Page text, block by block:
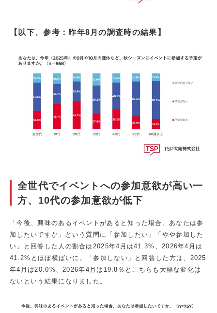
【以下、参考：昨年8月の調査時の結果】
全世代でイベントへの参加意欲が高い一
方、10代の参加意欲が低下
「今後、興味のあるイベントがあると知った場合、あなたは参
加したいですか」という質問に「参加したい」「やや参加した
い」と回答した人の割合は2025年4月は41.3%、2026年4月は
41.2%とほぼ横ばいに。「参加しない」と回答した方は、2025
年4月は20.0%、2026年4月は19.8％とこちらも大幅な変化は
ないという結果になりました。